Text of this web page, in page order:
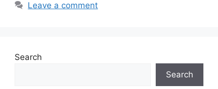
Leave a comment
Search
Search